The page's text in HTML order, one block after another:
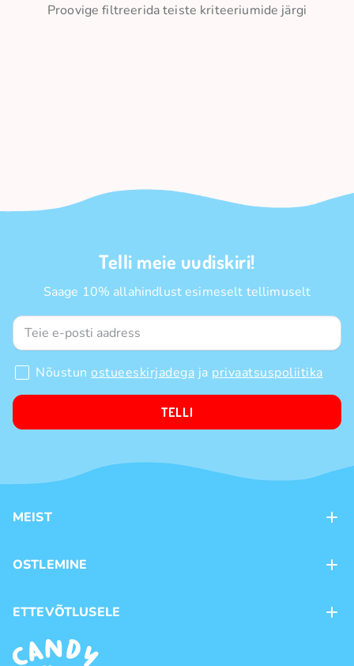
Proovige filtreerida teiste kriteeriumide järgi
Telli meie uudiskiri!
Saage 10% allahindlust esimeselt tellimuselt
Nõustun ostueeskirjadega ja privaatsuspoliitika
TELLI
MEIST
Kauplused
OSTLEMINE
Ostutingimused
Privaatsuspoliitika
ETTEVÕTLUSELE
Frantsiis